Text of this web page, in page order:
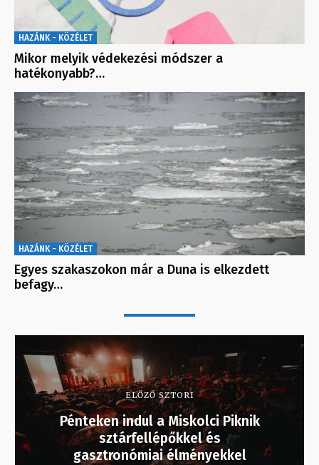
HAZÁNK - KÖZÉLET
Mikor melyik védekezési módszer a
hatékonyabb?…
HAZÁNK - KÖZÉLET
Egyes szakaszokon már a Duna is elkezdett
befagy…
ELŐZŐ SZTORI
Pénteken indul a Miskolci Piknik
sztárfellépőkkel és
gasztronómiai élményekkel